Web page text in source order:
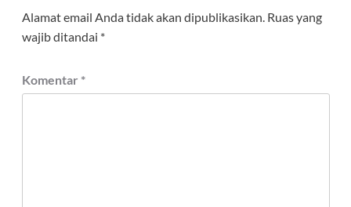
Alamat email Anda tidak akan dipublikasikan. Ruas yang
wajib ditandai *
Komentar *